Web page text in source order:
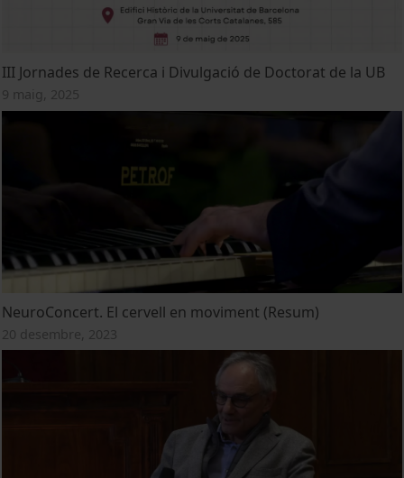
III Jornades de Recerca i Divulgació de Doctorat de la UB
9 maig, 2025
NeuroConcert. El cervell en moviment (Resum)
20 desembre, 2023